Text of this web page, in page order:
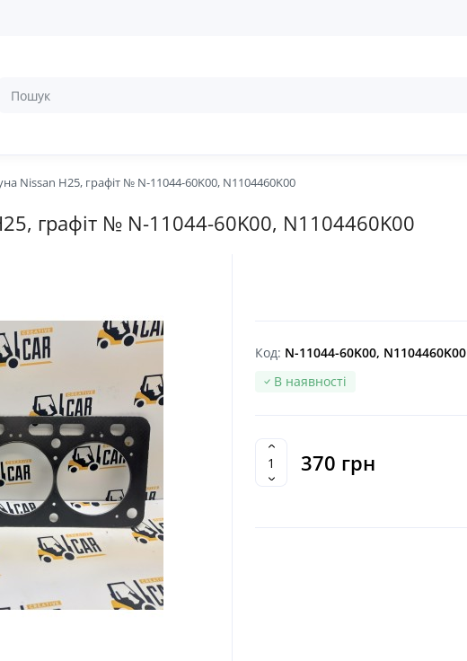
Nissan H25, графіт № N-11044-60K00, N1104460K00
графіт № N-11044-60K00, N1104460K00
Код: N-11044-60K00, N1104460K00
В наявності
370 грн